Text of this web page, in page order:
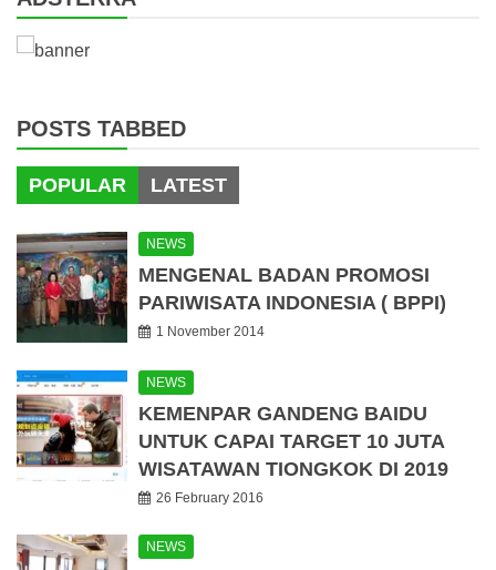
POSTS TABBED
POPULAR LATEST
NEWS
MENGENAL BADAN PROMOSI
PARIWISATA INDONESIA ( BPPI)
1 November 2014
NEWS
KEMENPAR GANDENG BAIDU
UNTUK CAPAI TARGET 10 JUTA
WISATAWAN TIONGKOK DI 2019
26 February 2016
NEWS